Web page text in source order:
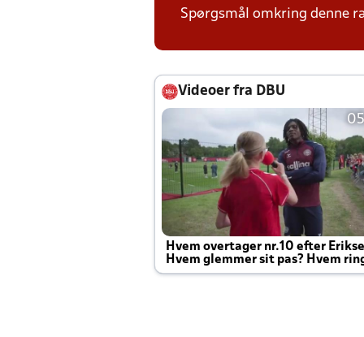
Spørgsmål omkring denne
Videoer fra DBU
Hvem overtager nr.10 efter
Hvem glemmer sit pas? Hvem
Joachim altid til efter kampe?